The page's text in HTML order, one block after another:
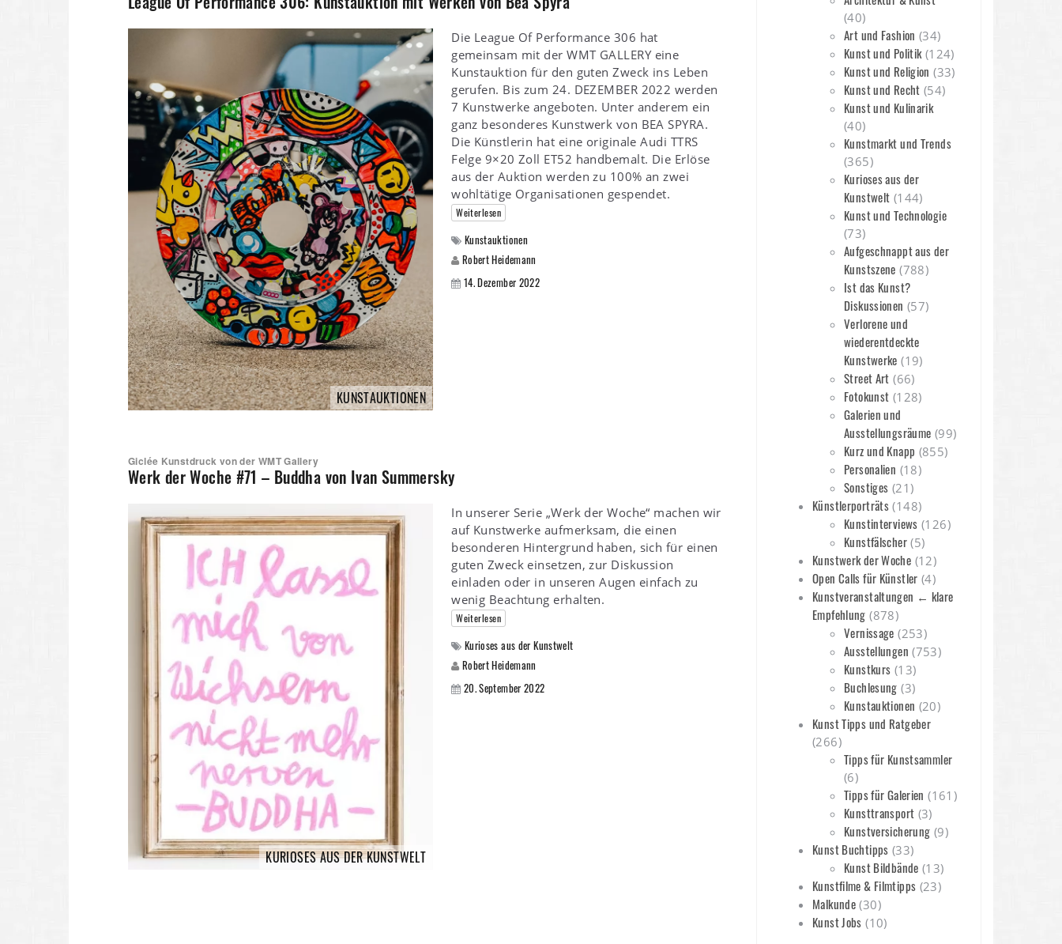
KUNSTAUKTIONEN
Die League Of Performance 306 hat
gemeinsam mit der WMT GALLERY eine
Kunstauktion für den guten Zweck ins Leben
gerufen. Bis zum 24. DEZEMBER 2022 werden
7 Kunstwerke angeboten. Unter anderem ein
ganz besonderes Kunstwerk von BEA SPYRA.
Die Künstlerin hat eine originale Audi TTRS
Felge 9×20 Zoll ET52 handbemalt. Die Erlöse
aus der Auktion werden zu 100% an zwei
wohltätige Organisationen gespendet.
Weiterlesen
Kunstauktionen
Robert Heidemann
14. Dezember 2022
Giclée Kunstdruck von der WMT Gallery
Werk der Woche #71 – Buddha von Ivan Summersky
KURIOSES AUS DER KUNSTWELT
In unserer Serie „Werk der Woche“ machen wir
auf Kunstwerke aufmerksam, die einen
besonderen Hintergrund haben, sich für einen
guten Zweck einsetzen, zur Diskussion
einladen oder in unseren Augen einfach zu
wenig Beachtung erhalten.
Weiterlesen
Kurioses aus der Kunstwelt
Robert Heidemann
20. September 2022
(40)
Art und Fashion (34)
Kunst und Politik(124)
Kunst und Religion (33)
Kunst und Recht (54)
Kunst und Kulinarik
(40)
Kunstmarkt und Trends
(365)
Kurioses aus der
Kunstwelt (144)
Kunst und Technologie
(73)
Aufgeschnappt aus der
Kunstszene (788)
Ist das Kunst?
Diskussionen (57)
Verlorene und
wiederentdeckte
Kunstwerke (19)
Street Art (66)
Fotokunst (128)
Galerien und
Ausstellungsräume (99)
Kurz und Knapp (855)
Personalien (18)
Sonstiges (21)
Künstlerporträts (148)
Kunstinterviews (126)
Kunstfälscher(5)
Kunstwerk der Woche (12)
Open Calls für Künstler (4)
Kunstveranstaltungen ← klare
Empfehlung (878)
Vernissage (253)
Ausstellungen (753)
Kunstkurs (13)
Buchlesung (3)
Kunstauktionen (20)
Kunst Tipps und Ratgeber
(266)
Tipps für Kunstsammler
(6)
Tipps für Galerien (161)
Kunsttransport (3)
Kunstversicherung (9)
Kunst Buchtipps (33)
Kunst Bildbände (13)
Kunstfilme & Filmtipps (23)
Malkunde (30)
Kunst Jobs (10)